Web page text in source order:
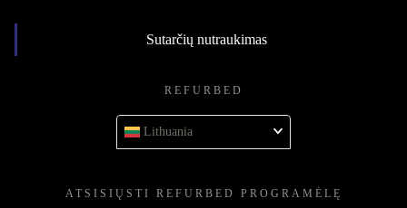
Sutarčių nutraukimas
REFURBED
Lithuania
ATSISIŲSTI REFURBED PROGRAMĖLĘ